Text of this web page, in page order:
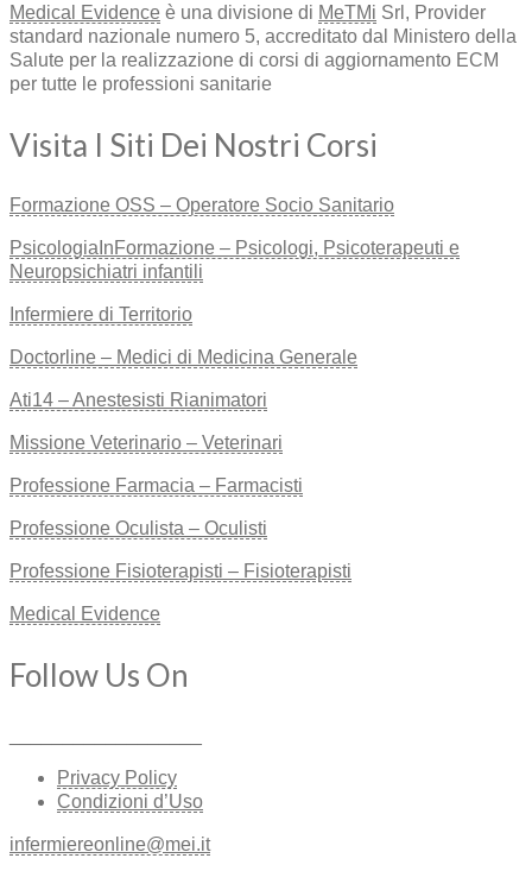
Medical Evidence è una divisione di MeTMi Srl, Provider
standard nazionale numero 5, accreditato dal Ministero della
Salute per la realizzazione di corsi di aggiornamento ECM
per tutte le professioni sanitarie
Visita I Siti Dei Nostri Corsi
Formazione OSS – Operatore Socio Sanitario
PsicologiaInFormazione – Psicologi, Psicoterapeuti e
Neuropsichiatri infantili
Infermiere di Territorio
Doctorline – Medici di Medicina Generale
Ati14 – Anestesisti Rianimatori
Missione Veterinario – Veterinari
Professione Farmacia – Farmacisti
Professione Oculista – Oculisti
Professione Fisioterapisti – Fisioterapisti
Medical Evidence
Follow Us On
Privacy Policy
Condizioni d’Uso
infermiereonline@mei.it